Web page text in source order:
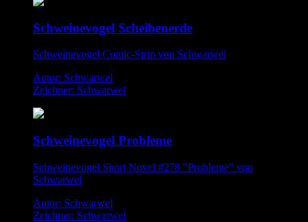
Schweinevogel Scheibenerde
Schweinevogel Comic-Strip von Schwarwel
Autor: Schwarwel
Zeichner: Schwarwel
Schweinevogel Probleme
Schweinevogel Short Novel #278 "Probleme" von
Schwarwel
Autor: Schwarwel
Zeichner: Schwarwel